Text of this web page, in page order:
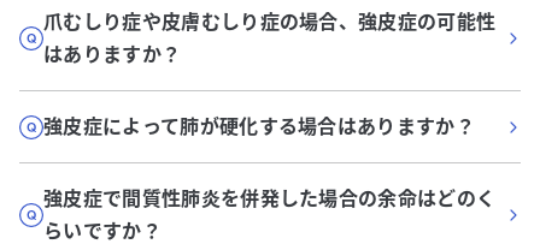
爪むしり症や皮膚むしり症の場合、強皮症の可能性
はありますか？
強皮症によって肺が硬化する場合はありますか？
強皮症で間質性肺炎を併発した場合の余命はどのく
らいですか？